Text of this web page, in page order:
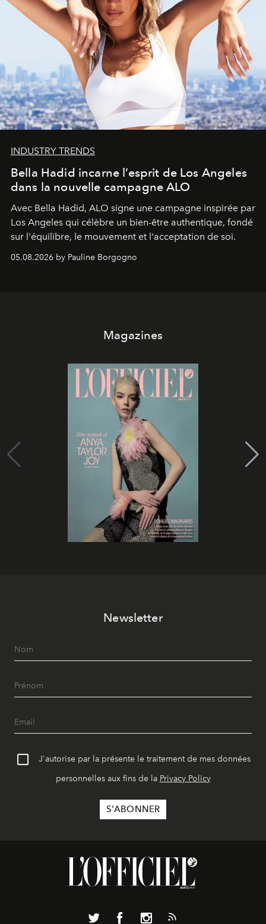
INDUSTRY TRENDS
Bella Hadid incarne l’esprit de Los Angeles
dans la nouvelle campagne ALO
Avec Bella Hadid, ALO signe une campagne inspirée par
Los Angeles qui célèbre un bien-être authentique, fondé
sur l'équilibre, le mouvement et l'acceptation de soi.
05.08.2026 by Pauline Borgogno
Magazines
Newsletter
J'autorise par la présente le traitement de mes données
personnelles aux fins de la Privacy Policy